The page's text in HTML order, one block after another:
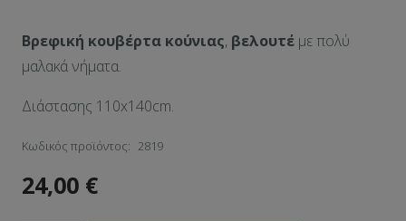
Βρεφική κουβέρτα κούνιας, βελουτέ με πολύ
μαλακά νήματα.
Διάστασης 110x140cm.
Κωδικός προϊόντος: 2819
24,00 €